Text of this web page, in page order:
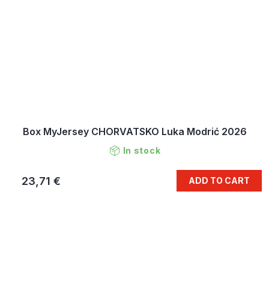
Box MyJersey CHORVATSKO Luka Modrić 2026
In stock
23,71 € ADD TO CART